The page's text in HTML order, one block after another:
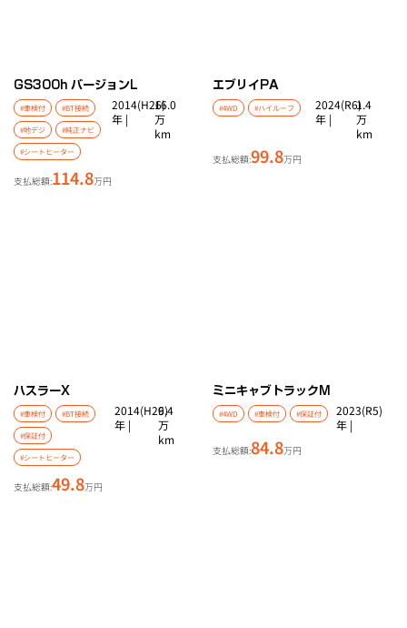
GS300h バージョンL
#車検付 #BT接続
#地デジ #純正ナビ
#シートヒーター
2014(H26)
年 |
16.0
万
km
支払総額:114.8万円
エブリイ PA
#4WD #ハイルーフ
2024(R6)
年 |
1.4
万
km
支払総額:99.8万円
ハスラーX
#車検付 #BT接続
#保証付
#シートヒーター
2014(H26)
年 |
9.4
万
km
支払総額:49.8万円
ミニキャブトラック M
#4WD #車検付 #保証付
2023(R5)
年 |
支払総額:84.8万円